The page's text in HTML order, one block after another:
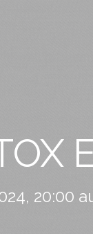
20:00